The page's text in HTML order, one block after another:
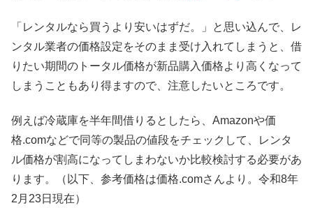
「レンタルなら買うより安いはずだ。」と思い込んで、レ
ンタル業者の価格設定をそのまま受け入れてしまうと、借
りたい期間のトータル価格が新品購入価格より高くなって
しまうこともあり得ますので、注意したいところです。
例えば冷蔵庫を半年間借りるとしたら、Amazonや価
格.comなどで同等の製品の値段をチェックして、レンタ
ル価格が割高になってしまわないか比較検討する必要があ
ります。（以下、参考価格は価格.comさんより。令和8年
2月23日現在）